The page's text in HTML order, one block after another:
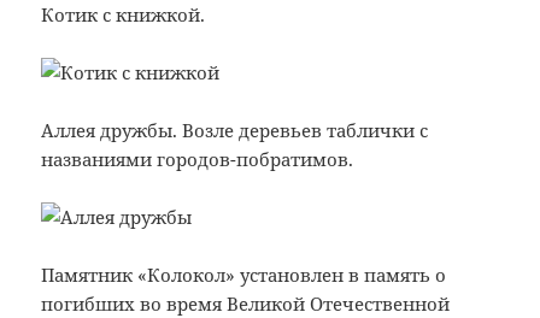
Котик с книжкой.
Аллея дружбы. Возле деревьев таблички с
названиями городов-побратимов.
Памятник «Колокол» установлен в память о
погибших во время Великой Отечественной